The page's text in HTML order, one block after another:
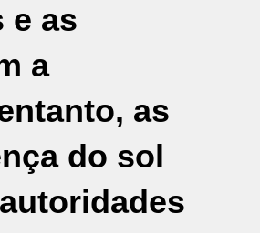
e as
a
as
do sol